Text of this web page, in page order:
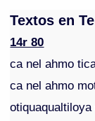
Textos en
14r 80
ca nel ahmo
ca nel ahmo